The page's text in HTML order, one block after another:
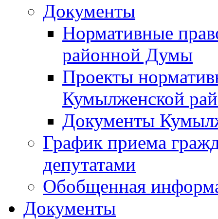
Документы
Нормативные
районной Думы
Проекты
Кумылженской
Документы
График приема
депутатами
Обобщенная
Документы